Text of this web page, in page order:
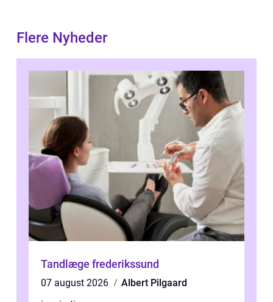
Flere Nyheder
Tandlæge frederikssund
07 august 2026
Albert Pilgaard